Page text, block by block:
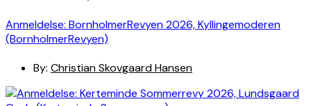
Anmeldelse: BornholmerRevyen 2026, Kyllingemoderen
(BornholmerRevyen)
By: Christian Skovgaard Hansen